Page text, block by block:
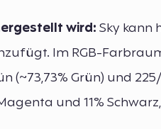
wird:Sky
Im RGB-
(~73,73% Grün) und
und 11%